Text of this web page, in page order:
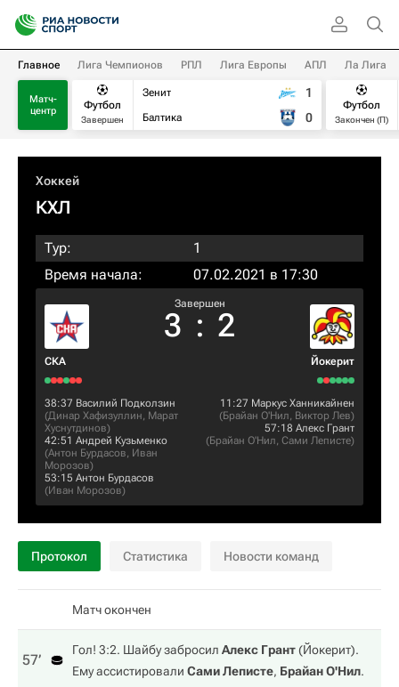
Главное Лига Чемпионов РПЛ Лига Европы АПЛ Ла Лига
Матч-
центр
Футбол
Завершен
Зенит
Балтика
1
0
Футбол
Закончен (П)
Хоккей
КХЛ
Тур:
1
Время начала:
07.02.2021 в 17:30
СКА
Завершен
3 : 2
Йокерит
38:37 Василий Подколзин
(Динар Хафизуллин, Марат
Хуснутдинов)
42:51 Андрей Кузьменко
(Антон Бурдасов, Иван
Морозов)
53:15 Антон Бурдасов
(Иван Морозов)
11:27 Маркус Ханникайнен
(Брайан О'Нил, Виктор Лев)
57:18 Алекс Грант
(Брайан О'Нил, Сами Леписте)
Протокол Статистика Новости команд
Матч окончен
57‎’‎
Гол! 3:2. Шайбу забросил Алекс Грант(Йокерит).
Ему ассистировали Сами Леписте, Брайан О'Нил.